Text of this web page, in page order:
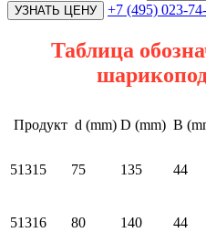
+7 (495) 023-
Таблица
Продукт d (mm) D (mm) B
51315 75 135 44
51316 80 140 44